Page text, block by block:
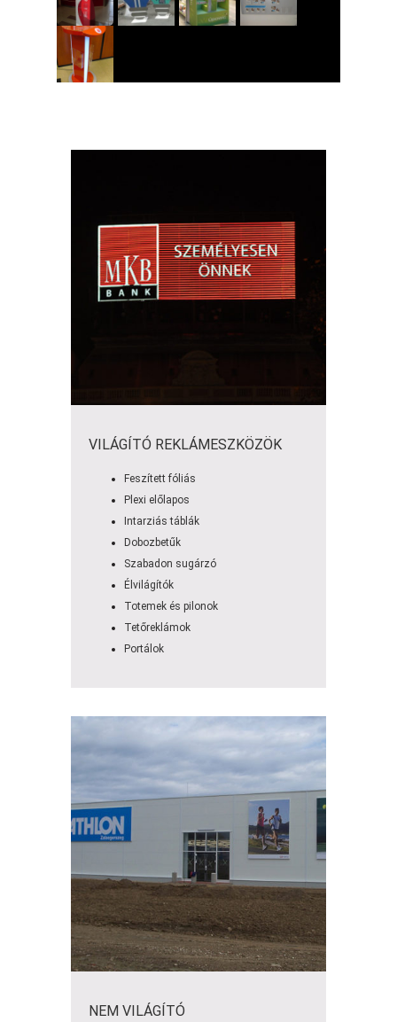
VILÁGÍTÓ REKLÁMESZKÖZÖK
Feszített fóliás
Plexi előlapos
Intarziás táblák
Dobozbetűk
Szabadon sugárzó
Élvilágítók
Totemek és pilonok
Tetőreklámok
Portálok
NEM VILÁGÍTÓ